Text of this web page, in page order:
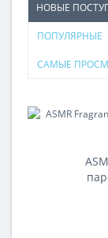
НОВЫЕ
ПОПУЛЯРНЫЕ
САМЫЕ